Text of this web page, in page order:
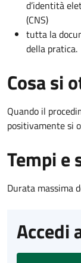
d’identità
(CNS)
tutta la
della pratica.
Cosa si
Quando il
positivamente si
Tempi e
Durata massima
Accedi